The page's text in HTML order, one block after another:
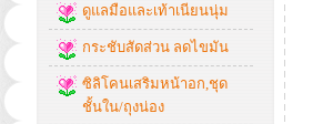
ดูแลมือและเท้าเนียนนุ่ม
กระชับสัดส่วน ลดไขมัน
ซิลิโคนเสริมหน้าอก,ชุด
ชั้นใน/ถุงน่อง